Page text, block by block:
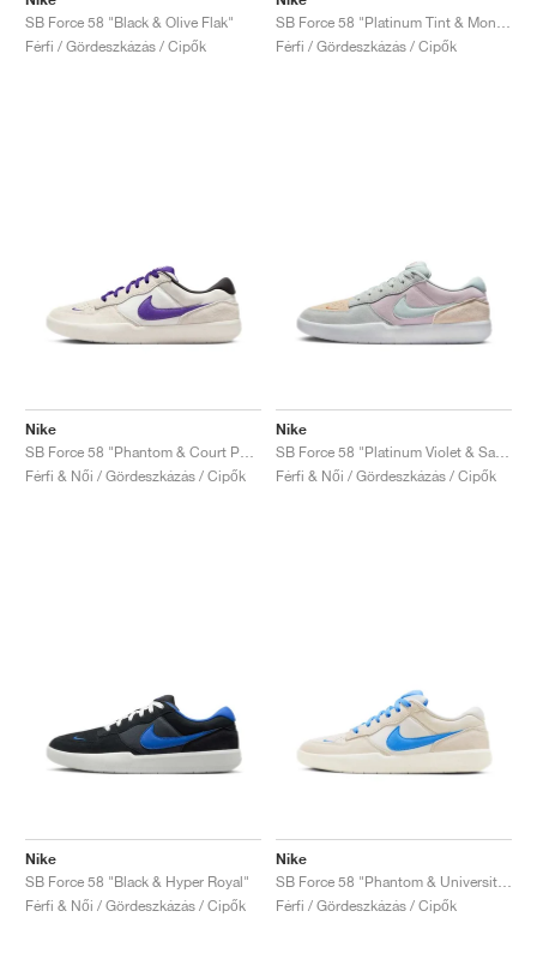
SB Force 58 "Black & Olive Flak"
Férfi / Gördeszkázás / Cipők
Férfi / Gördeszkázás / Cipők
Nike
Férfi & Női / Gördeszkázás / Cipők
Nike
Férfi & Női / Gördeszkázás / Cipők
Nike
SB Force 58 "Black & Hyper Royal"
Férfi & Női / Gördeszkázás / Cipők
Nike
Férfi / Gördeszkázás / Cipők